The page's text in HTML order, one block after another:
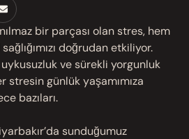
bir parçası olan stres, hem
doğrudan etkiliyor.
uykusuzluk ve sürekli yorgunluk
stresin günlük yaşamımıza
bazıları.
sunduğumuz